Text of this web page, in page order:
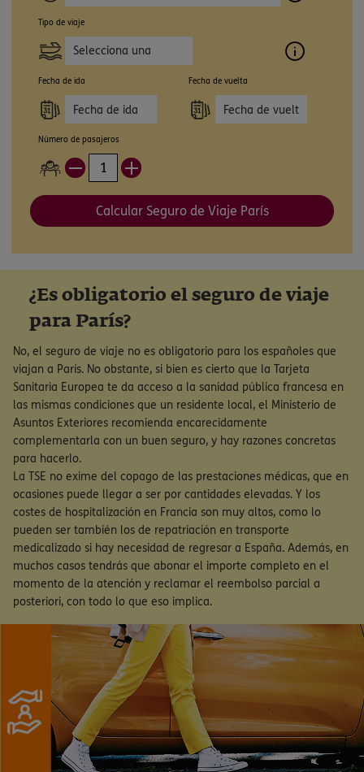
Tipo de viaje
Selecciona una
opción
Fecha de ida Fecha de vuelta
Número de pasajeros
Calcular Seguro de Viaje París
¿Es obligatorio el seguro de viaje
para París?
No, el seguro de viaje no es obligatorio para los españoles que
viajan a París. No obstante, si bien es cierto que la Tarjeta
Sanitaria Europea te da acceso a la sanidad pública francesa en
las mismas condiciones que un residente local, el Ministerio de
Asuntos Exteriores recomienda encarecidamente
complementarla con un buen seguro, y hay razones concretas
para hacerlo.
La TSE no exime del copago de las prestaciones médicas, que en
ocasiones puede llegar a ser por cantidades elevadas. Y los
costes de hospitalización en Francia son muy altos, como lo
pueden ser también los de repatriación en transporte
medicalizado si hay necesidad de regresar a España. Además, en
muchos casos tendrás que abonar el importe completo en el
momento de la atención y reclamar el reembolso parcial a
posteriori, con todo lo que eso implica.